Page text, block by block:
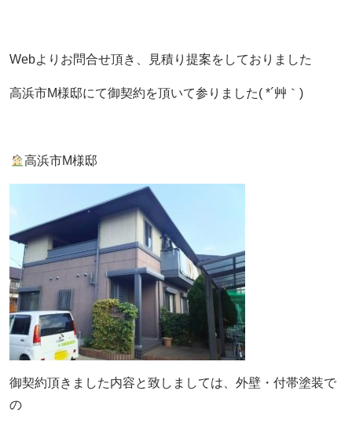
Webよりお問合せ頂き、見積り提案をしておりました
高浜市M様邸にて御契約を頂いて参りました( *´艸｀)
高浜市M様邸
御契約頂きました内容と致しましては、外壁・付帯塗装で
の